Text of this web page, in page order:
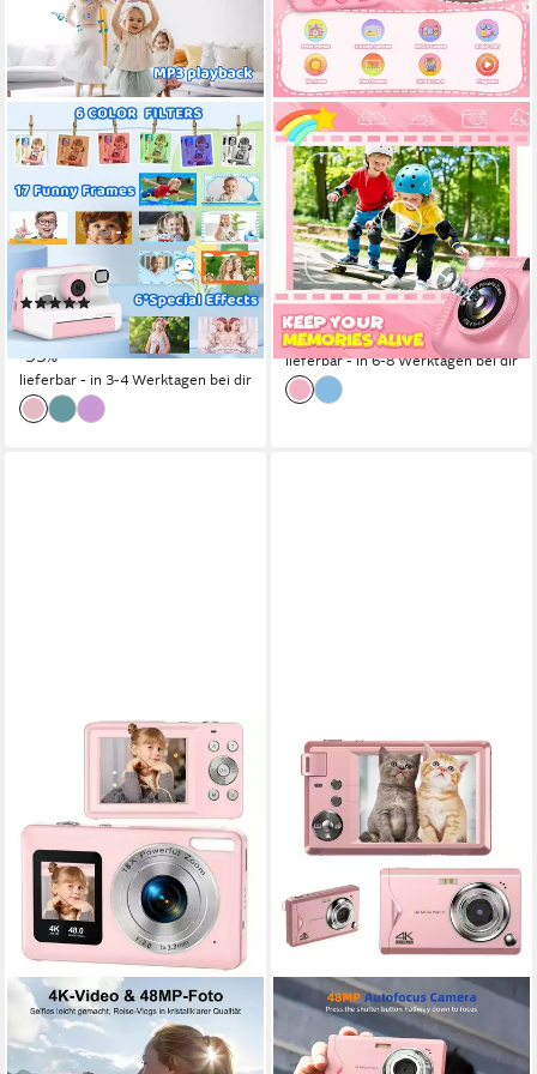
AMZSA
Kinderkamera Sofortdruck
1080P HD mit 32GB Karte
Sofortbildkamera
Sofortbildkamera
Full HD Auflösung Video
(1)
29,99 € UVP44,99 €
-33%
lieferbar - in 3-4 Werktagen bei dir
MINICLOSS
1080P 2,4 Zoll Bildschirm
KinderKamera mit 32G Karte
& Druckpapier
Sofortbildkamera
30 MP Auflösung Foto
29,99 € 49,99 €
-40%
lieferbar - in 6-8 Werktagen bei dir